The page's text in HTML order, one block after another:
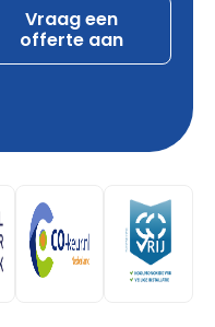
Vraag een
offerte aan